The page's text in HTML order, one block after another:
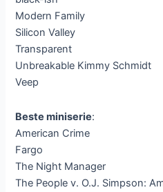
Modern Family
Silicon Valley
Transparent
Unbreakable Kimmy Schmidt
Veep
Beste miniserie:
American Crime
Fargo
The Night Manager
The People v. O.J. Simpson: